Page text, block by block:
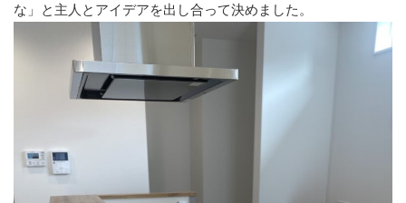
な」と主人とアイデアを出し合って決めました。